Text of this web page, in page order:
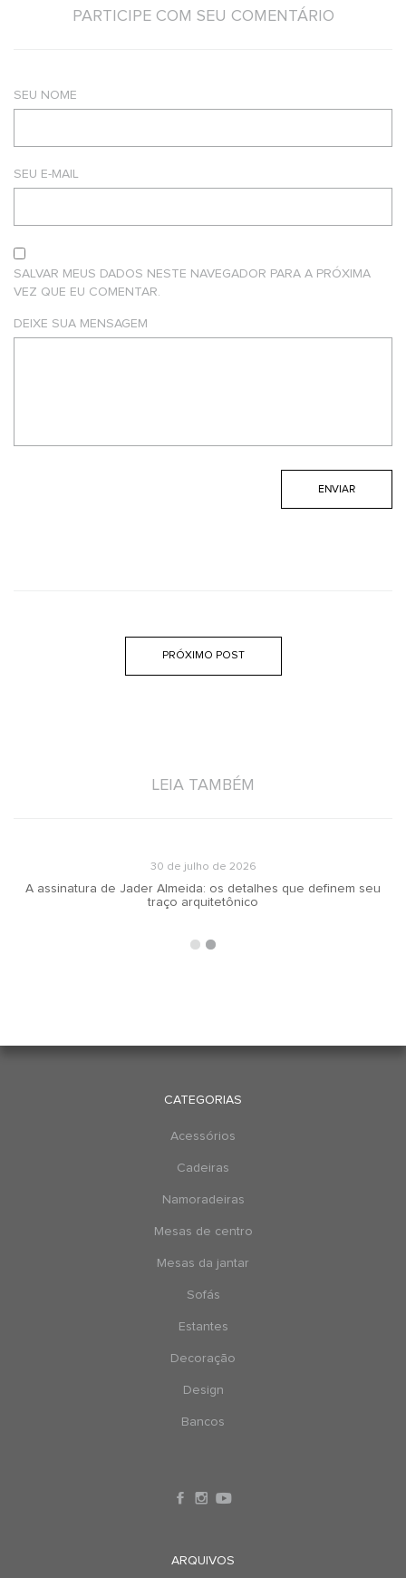
PARTICIPE COM SEU COMENTÁRIO
SEU NOME
SEU E-MAIL
SALVAR MEUS DADOS NESTE NAVEGADOR PARA A PRÓXIMA
VEZ QUE EU COMENTAR.
DEIXE SUA MENSAGEM
PRÓXIMO POST
LEIA TAMBÉM
30 de julho de 2026
A assinatura de Jader Almeida: os detalhes que definem seu
traço arquitetônico
CATEGORIAS
Acessórios
Cadeiras
Namoradeiras
Mesas de centro
Mesas da jantar
Sofás
Estantes
Decoração
Design
Bancos
ARQUIVOS